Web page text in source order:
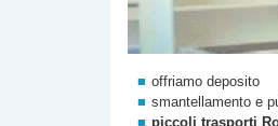
offriamo deposito
smantellamento e
piccoli trasporti